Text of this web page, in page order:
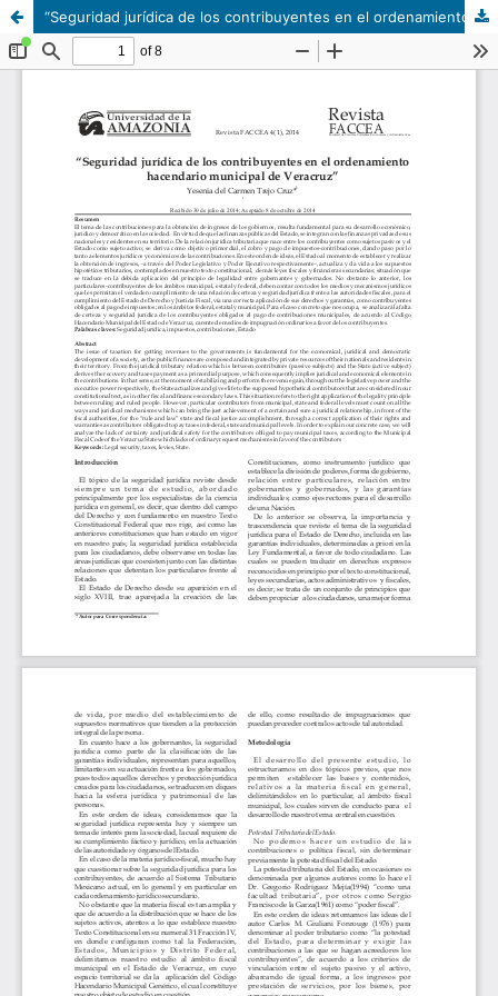
“Seguridad jurídica de los contribuyentes en el ordenamiento hacendario municipal de Veracruz”